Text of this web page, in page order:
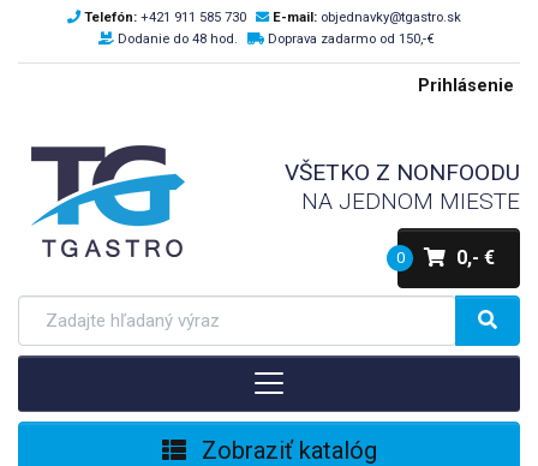
Telefón: +421 911 585 730 E-mail: objednavky@tgastro.sk
Dodanie do 48 hod.
Doprava zadarmo od 150,-€
Prihlásenie
VŠETKO Z NONFOODU
NA JEDNOM MIESTE
0 0,- €
Zobraziť katalóg